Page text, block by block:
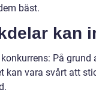
bäst.
kan
På
kan vara svårt att